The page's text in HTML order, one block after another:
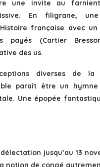
une invite au
En filigrane,
française avec
payés (Cartier
des us.
diverses de
paraît être un hymne
Une épopée
jusqu’au 13
notion de congé